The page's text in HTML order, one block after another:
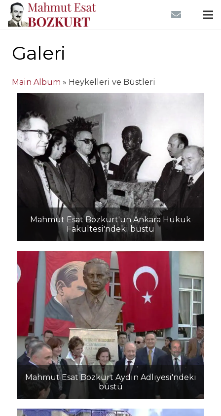
Galeri
Main Album » Heykelleri ve Büstleri
Mahmut Esat Bozkurt'un Ankara Hukuk
Fakültesi'ndeki büstü
Mahmut Esat Bozkurt Aydın Adliyesi'ndeki
büstü